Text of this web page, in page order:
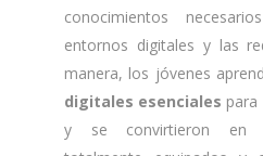
conocimientos
entornos digitales y las
manera, los jóvenes
digitales esenciales para
y se convirtieron en